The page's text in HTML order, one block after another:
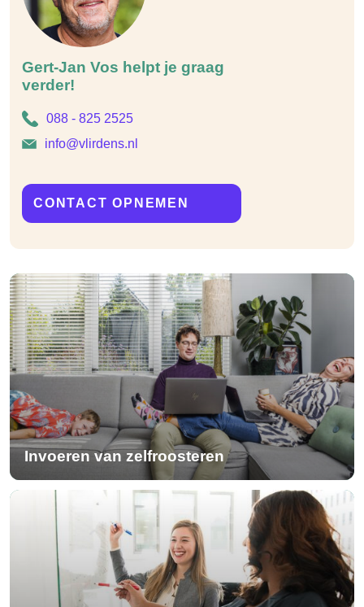
Gert-Jan Vos helpt je graag
verder!
088 - 825 2525
info@vlirdens.nl
CONTACT OPNEMEN
Invoeren van zelfroosteren